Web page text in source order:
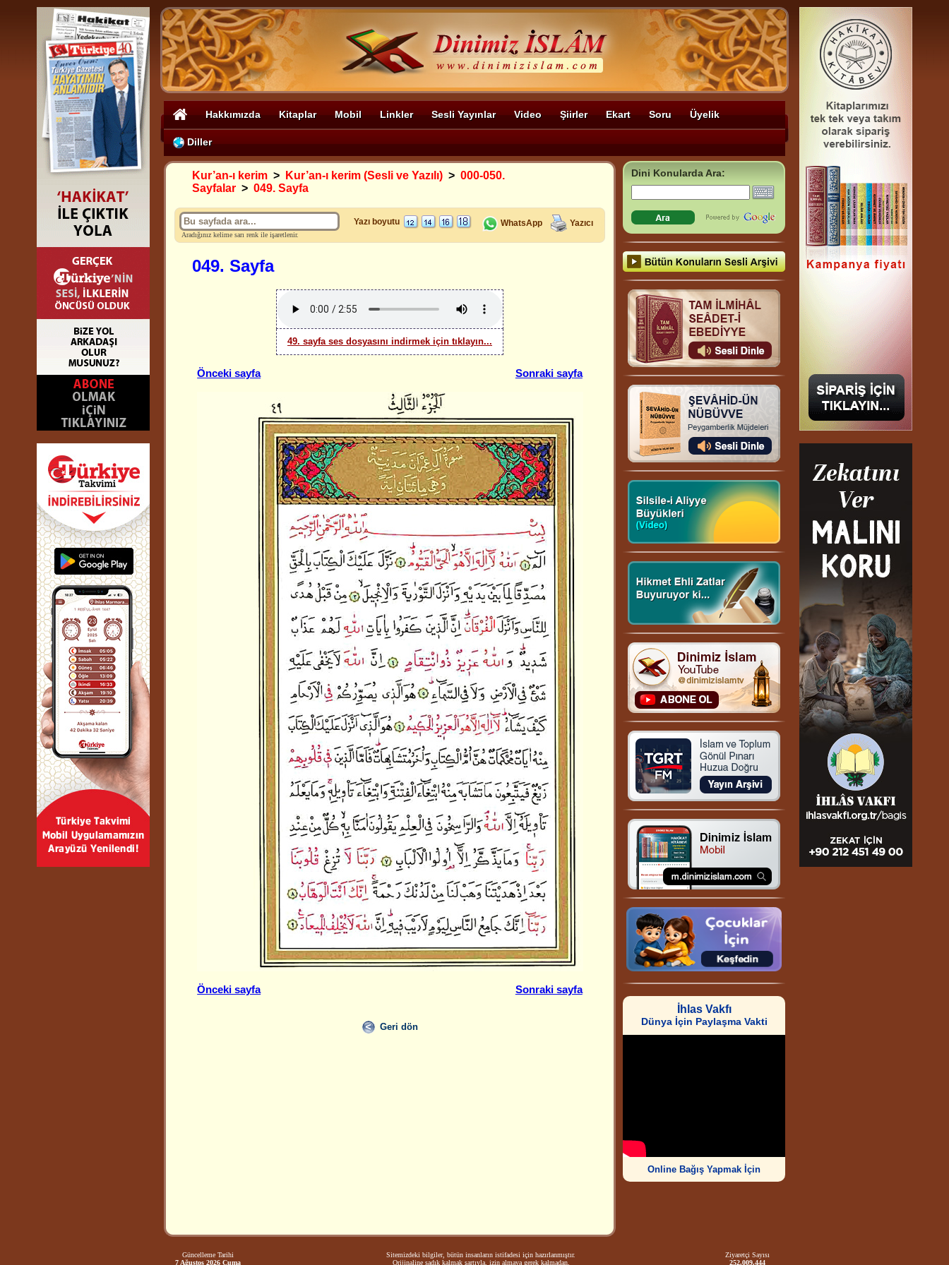
Hakkımızda Kitaplar Mobil Linkler Sesli Yayınlar Video Şiirler Ekart Soru Üyelik
Diller
Kur’an-ı kerim > Kur’an-ı kerim (Sesli ve Yazılı) > 000-050.
Sayfalar > 049. Sayfa
Aradığınız kelime sarı renk ile işaretlenir.
Yazı boyutu WhatsApp Yazıcı
049. Sayfa
49. sayfa ses dosyasını indirmek için tıklayın...
Önceki sayfa Sonraki sayfa
Önceki sayfa Sonraki sayfa
Geri dön
Dini Konularda Ara:
İhlas Vakfı
Dünya İçin Paylaşma Vakti
Online Bağış Yapmak İçin
Güncelleme Tarihi
7 Ağustos 2026 Cuma
Sitemizdeki bilgiler, bütün insanların istifadesi için hazırlanmıştır.
Orijinaline sadık kalmak şartıyla, izin almaya gerek kalmadan,
Ziyaretçi Sayısı
252.009.444